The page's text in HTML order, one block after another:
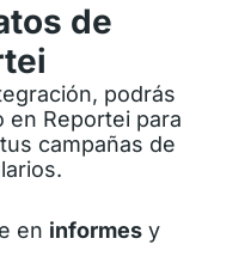
de
podrás
en Reportei para
campañas de
en informes y